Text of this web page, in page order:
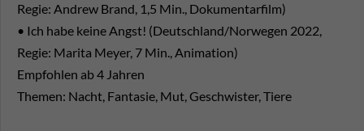
Regie: Andrew Brand, 1,5 Min., Dokumentarfilm)
• Ich habe keine Angst! (Deutschland/Norwegen 2022,
Regie: Marita Meyer, 7 Min., Animation)
Empfohlen ab 4 Jahren
Themen: Nacht, Fantasie, Mut, Geschwister, Tiere